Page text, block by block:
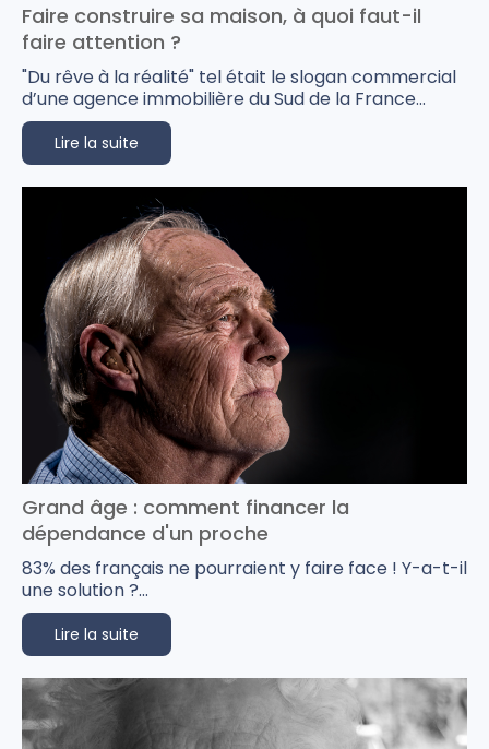
Faire construire sa maison, à quoi faut-il
faire attention ?
"Du rêve à la réalité" tel était le slogan commercial
d’une agence immobilière du Sud de la France...
Lire la suite
Grand âge : comment financer la
dépendance d'un proche
83% des français ne pourraient y faire face ! Y-a-t-il
une solution ?...
Lire la suite